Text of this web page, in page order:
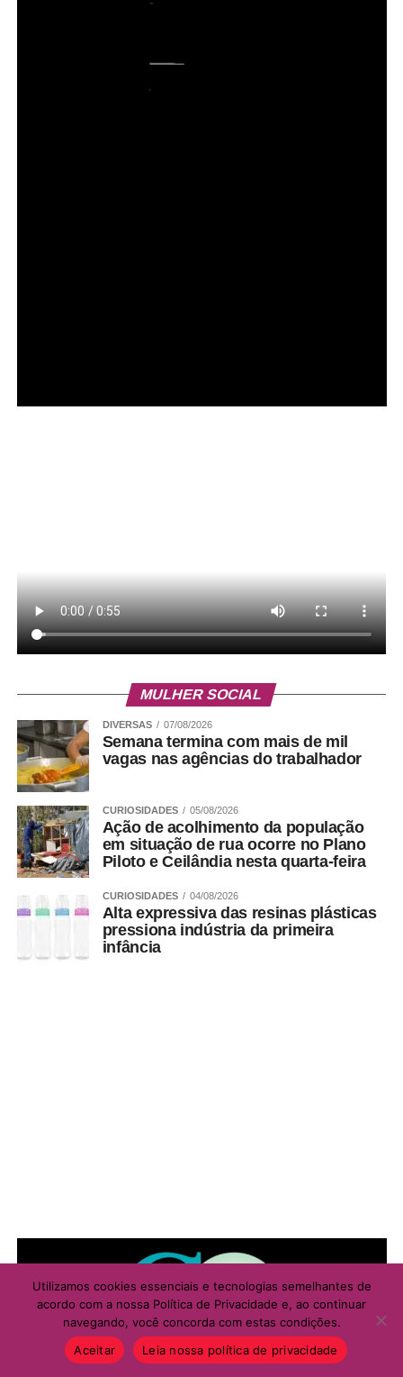
MULHER SOCIAL
DIVERSAS 07/08/2026
Semana termina com mais de mil
vagas nas agências do trabalhador
CURIOSIDADES 05/08/2026
Ação de acolhimento da população
em situação de rua ocorre no Plano
Piloto e Ceilândia nesta quarta-feira
CURIOSIDADES 04/08/2026
Alta expressiva das resinas plásticas
pressiona indústria da primeira
infância
Utilizamos cookies essenciais e tecnologias semelhantes de
acordo com a nossa Política de Privacidade e, ao continuar
navegando, você concorda com estas condições.
Aceitar
Leia nossa política de privacidade